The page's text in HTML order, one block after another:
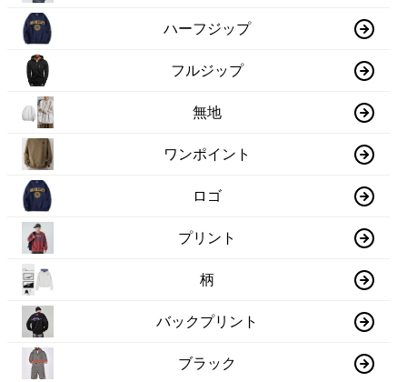
ハーフジップ
フルジップ
無地
ワンポイント
ロゴ
プリント
柄
バックプリント
ブラック